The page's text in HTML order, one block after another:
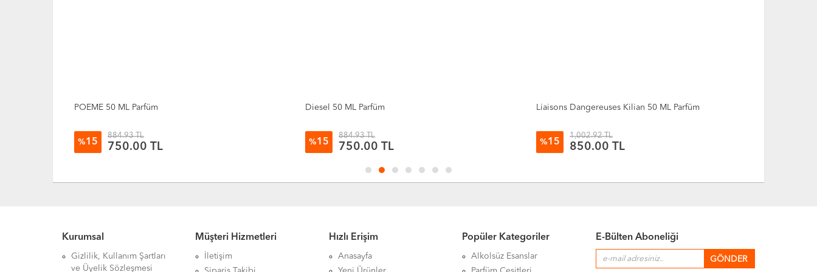
POEME 50 ML Parfüm
%15
884.93 TL
750.00 TL
Diesel 50 ML Parfüm
%15
884.93 TL
750.00 TL
Liaisons Dangereuses Kilian 50 ML Parfüm
%15
1,002.92 TL
850.00 TL
Kurumsal
Gizlilik, Kullanım Şartları
ve Üyelik Sözleşmesi
Müşteri Hizmetleri
İletişim
Hızlı Erişim
Anasayfa
Popüler Kategoriler
Alkolsüz Esanslar
E-Bülten Aboneliği